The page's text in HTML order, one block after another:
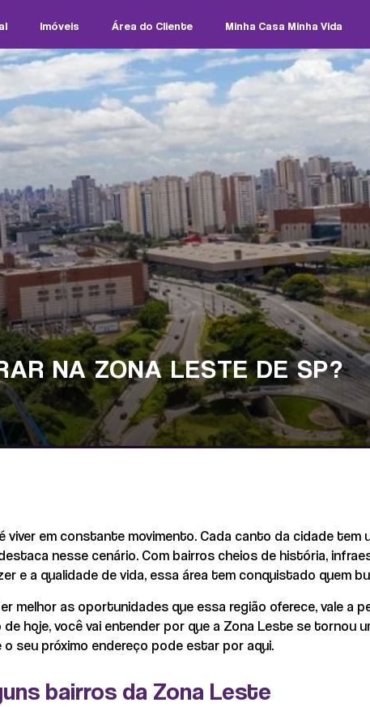
Imóveis Área do Cliente Minha Casa Minha Vida
NA ZONA LESTE DE SP?
viver em constante movimento. Cada canto da cidade
nesse cenário. Com bairros cheios de história,
e a qualidade de vida, essa área tem conquistado quem
melhor as oportunidades que essa região oferece, vale a
hoje, você vai entender por que a Zona Leste se tornou
o seu próximo endereço pode estar por aqui.
bairros da Zona Leste